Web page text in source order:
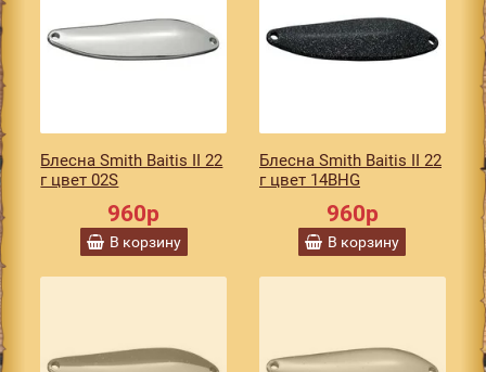
Блесна Smith Baitis II 22
г цвет 02S
960р
В корзину
Блесна Smith Baitis II 22
г цвет 14BHG
960р
В корзину